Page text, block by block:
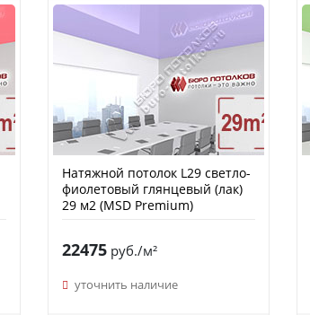
Натяжной потолок L29 светло-
фиолетовый глянцевый (лак)
29 м2 (MSD Premium)
22475 руб./м²
уточнить наличие